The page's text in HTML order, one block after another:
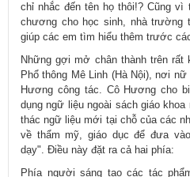
chỉ nhắc đến tên họ thôi!? Cũng
chương cho học sinh, nhà trường
giúp các em tìm hiểu thêm trước
Những gợi mở chân thành trên
Phổ thông Mê Linh (Hà Nội), nơi
Hương công tác. Cô Hương cho
dụng ngữ liệu ngoài sách giáo
thác ngữ liệu mới tại chỗ của các
về thẩm mỹ, giáo dục để đưa
dạy". Điều này đặt ra cả hai phía:
Phía người sáng tạo các tác